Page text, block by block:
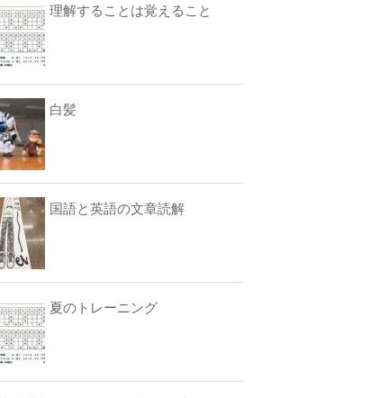
理解することは覚えること
白髪
国語と英語の文章読解
夏のトレーニング